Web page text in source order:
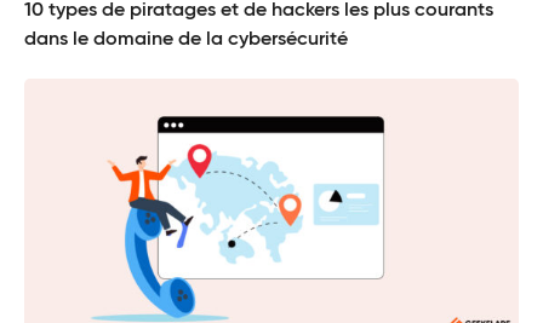
10 types de piratages et de hackers les plus courants
dans le domaine de la cybersécurité